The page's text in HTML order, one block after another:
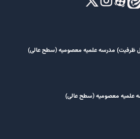
ظرفیت) مدرسه علمیه معصومیه‌ (سطح عالی)
علمیه معصومیه‌ (سطح عالی)